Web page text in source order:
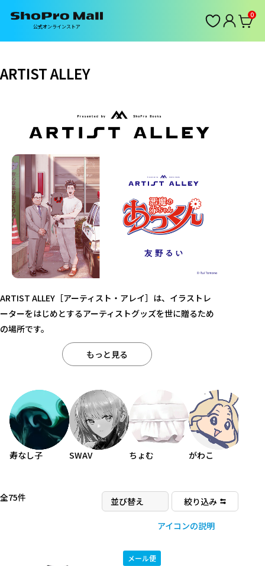
公式オンラインストア
0
ARTIST ALLEY
ARTIST ALLEY［アーティスト・アレイ］は、イラストレ
ーターをはじめとするアーティストグッズを世に贈るため
の場所です。
寿なし子 SWAV ちょむ がわこ
全75件 絞り込み
アイコンの説明
メール便